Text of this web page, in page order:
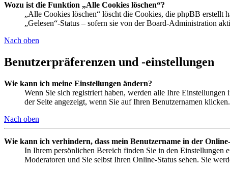
Wozu ist die Funktion „Alle Cookies löschen“?
„Alle Cookies löschen“ löscht die Cookies, die phpBB erstellt
„Gelesen“-Status – sofern sie von der Board-Administration
Nach oben
Benutzerpräferenzen und -einstellungen
Wie kann ich meine Einstellungen ändern?
Wenn Sie sich registriert haben, werden alle Ihre
der Seite angezeigt, wenn Sie auf Ihren Benutzernamen
Nach oben
Wie kann ich verhindern, dass mein Benutzername in der
In Ihrem persönlichen Bereich finden Sie in den Einstellungen
Moderatoren und Sie selbst Ihren Online-Status sehen. Sie